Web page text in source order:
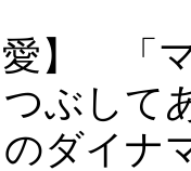
愛】 「
ぶして
ダイナ